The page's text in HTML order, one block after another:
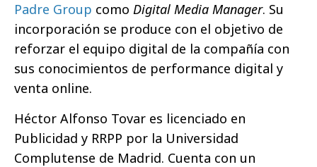
Padre Group como Digital Media Manager. Su
incorporación se produce con el objetivo de
reforzar el equipo digital de la compañía con
sus conocimientos de performance digital y
venta online.
Héctor Alfonso Tovar es licenciado en
Publicidad y RRPP por la Universidad
Complutense de Madrid. Cuenta con un